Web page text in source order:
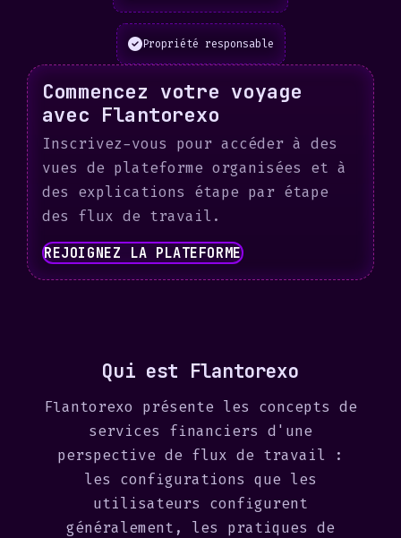
Propriété responsable
Commencez votre voyage
avec Flantorexo
Inscrivez-vous pour accéder à des
vues de plateforme organisées et à
des explications étape par étape
des flux de travail.
REJOIGNEZ LA PLATEFORME
Qui est Flantorexo
Flantorexo présente les concepts de
services financiers d'une
perspective de flux de travail :
les configurations que les
utilisateurs configurent
généralement, les pratiques de